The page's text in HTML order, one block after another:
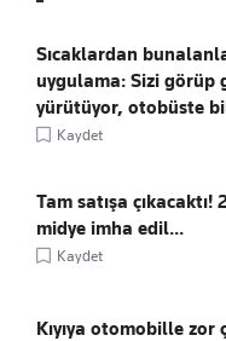
Sıcaklardan
uygulama: Sizi görüp
yürütüyor, otobüste
Kaydet
Tam satışa
midye imha edil...
Kaydet
Kıyıya otomobille zor